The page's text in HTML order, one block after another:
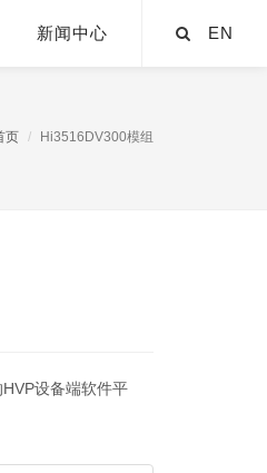
新闻中心 EN
页 Hi3516DV300模组
设备端软件平